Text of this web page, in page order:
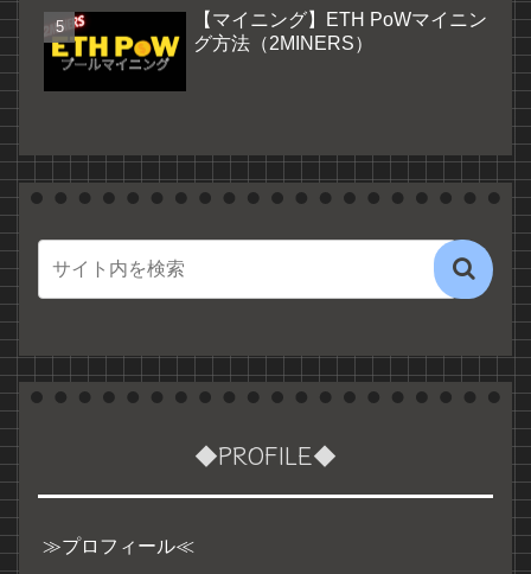
【マイニング】ETH PoWマイニン
グ方法（2MINERS）
◆PROFILE◆
≫プロフィール≪